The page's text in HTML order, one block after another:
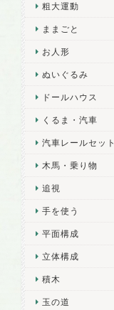
粗大運動
ままごと
お人形
ぬいぐるみ
ドールハウス
くるま・汽車
汽車レールセット
木馬・乗り物
追視
手を使う
平面構成
立体構成
積木
玉の道